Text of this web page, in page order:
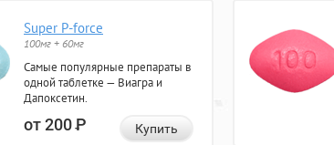
Super P-force
100мг + 60мг
Самые популярные препараты в
одной таблетке — Виагра и
Дапоксетин.
от 200Р Купить